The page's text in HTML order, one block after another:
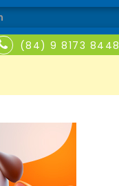
(84) 9 8173 8448